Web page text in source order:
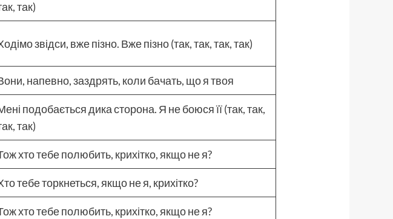
так)
звідси, вже пізно. Вже пізно (так, так, так, так)
напевно, заздрять, коли бачать, що я твоя
подобається дика сторона. Я не боюся її (так, так,
так)
хто тебе полюбить, крихітко, якщо не я?
тебе торкнеться, якщо не я, крихітко?
хто тебе полюбить, крихітко, якщо не я?